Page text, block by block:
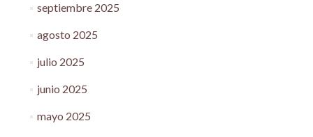
septiembre 2025
agosto 2025
julio 2025
junio 2025
mayo 2025